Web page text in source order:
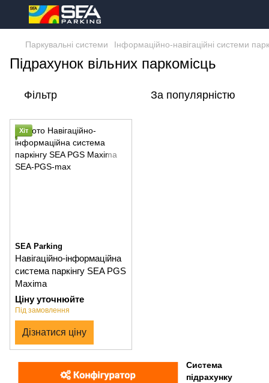
Паркувальні системи Інформаційно-навігаційні системи
Підрахунок вільних паркомісць
Фільтр За популярністю
Хіт
SEA Parking
Навігаційно-інформаційна
система паркінгу SEA PGS
Maxima
Ціну уточнюйте
Під замовлення
Дізнатися ціну
Система
підрахунку